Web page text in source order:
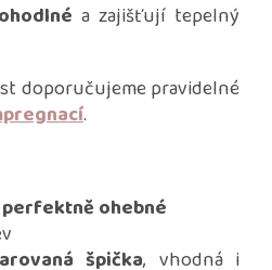
a zajišťují tepelný
doporučujeme pravidelné
.
ohebné
špička, vhodná i